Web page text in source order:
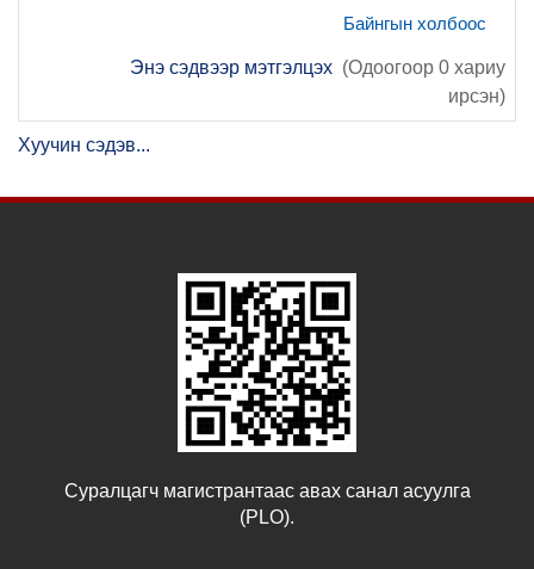
Байнгын холбоос
Энэ сэдвээр мэтгэлцэх (Одоогоор 0 хариу
ирсэн)
Хуучин сэдэв...
Суралцагч магистрантаас авах санал асуулга
(PLO).